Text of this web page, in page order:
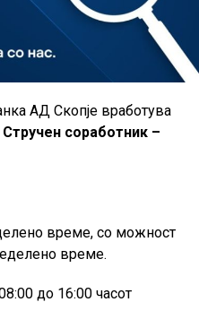
АД Скопје вработува
Стручен соработник –
време, со можност
време.
до 16:00 часот